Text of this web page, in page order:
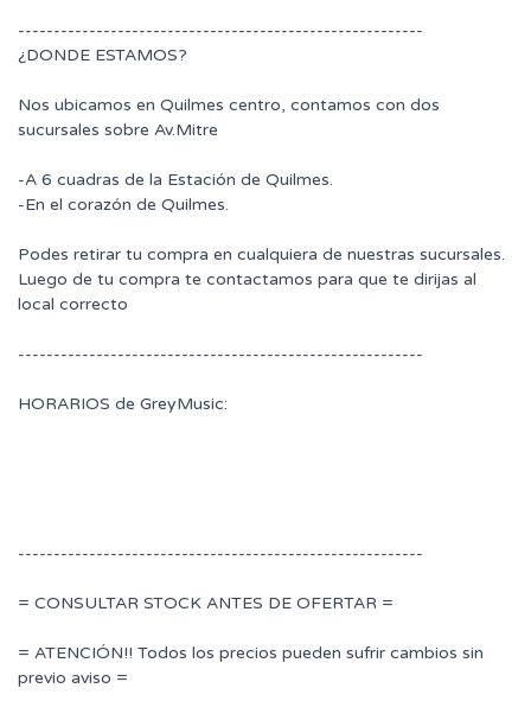
---------------------------------------------------------
¿DONDE ESTAMOS?
Nos ubicamos en Quilmes centro, contamos con dos
sucursales sobre Av.Mitre
-A 6 cuadras de la Estación de Quilmes.
-En el corazón de Quilmes.
Podes retirar tu compra en cualquiera de nuestras sucursales.
Luego de tu compra te contactamos para que te dirijas al
local correcto
---------------------------------------------------------
HORARIOS de GreyMusic:
---------------------------------------------------------
= CONSULTAR STOCK ANTES DE OFERTAR =
= ATENCIÓN!! Todos los precios pueden sufrir cambios sin
previo aviso =